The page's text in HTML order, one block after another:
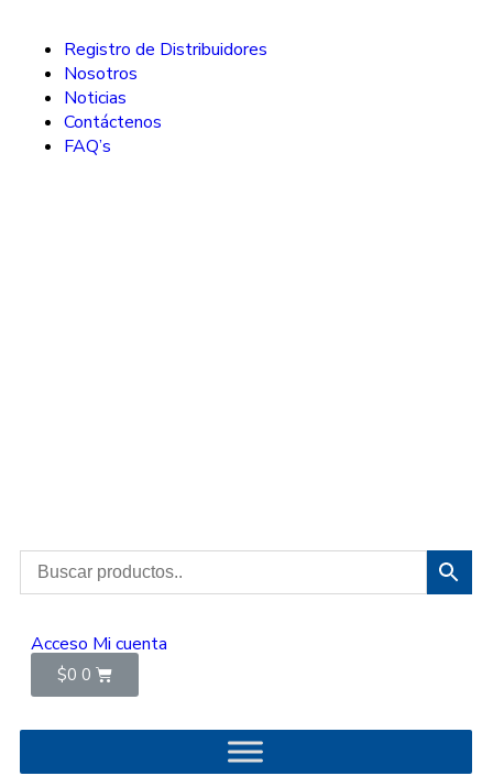
Registro de Distribuidores
Nosotros
Noticias
Contáctenos
FAQ’s
Acceso Mi cuenta
$0 0